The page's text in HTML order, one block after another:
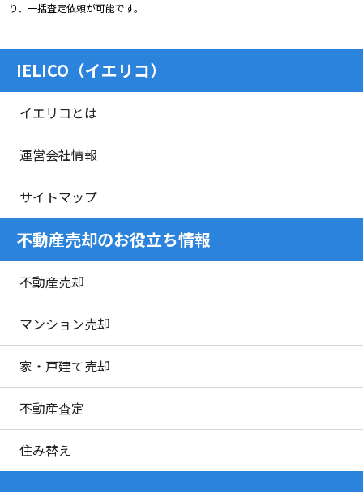
り、一括査定依頼が可能です。
IELICO（イエリコ）
イエリコとは
運営会社情報
サイトマップ
不動産売却のお役立ち情報
不動産売却
マンション売却
家・戸建て売却
不動産査定
住み替え